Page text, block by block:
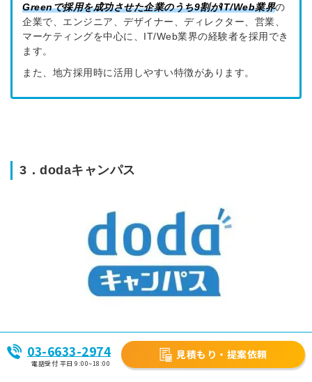
Greenで採用を成功させた企業のうち9割がIT/Web業界の
企業で、エンジニア、デザイナー、ディレクター、営業、
マーケティングを中心に、IT/Web業界の経験者を採用でき
ます。
また、地方採用時に活用しやすい特徴があります。
3．dodaキャンパス
資料請求する
03-6633-2974
電話受付 平日 9:00~18:00
見積もり・提案依頼